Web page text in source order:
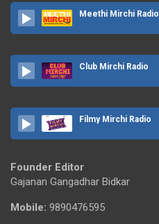
Meethi Mirchi Radio
Club Mirchi Radio
Filmy Mirchi Radio
Founder Editor
Gajanan Gangadhar Bidkar
Mobile: 9890476595